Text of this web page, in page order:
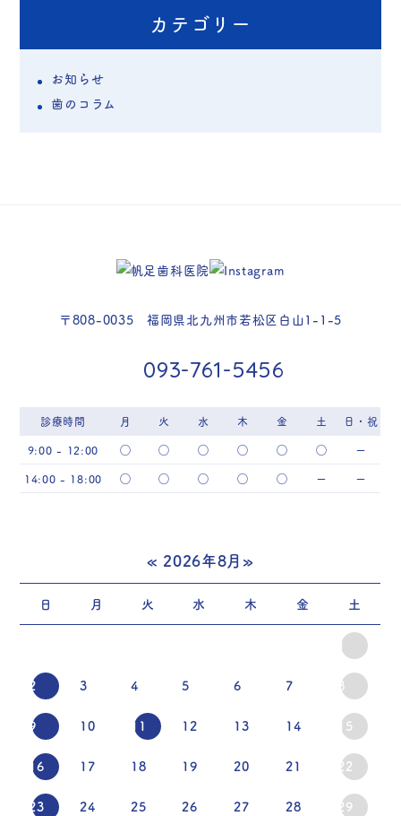
カテゴリー
お知らせ
歯のコラム
〒808-0035 福岡県北九州市若松区白山1-1-5
093-761-5456
診療時間 月 火 水 木 金 土
日・祝
9:00 - 12:00
◯ ◯ ◯ ◯ ◯ ◯
ー
14:00 - 18:00
◯ ◯ ◯ ◯ ◯ ー ー
« 2026年8月 »
日 月 火 水 木 金 土
1
2 3 4 5 6 7 8
9 10 11 12 13 14 15
16 17 18 19 20 21 22
23 24 25 26 27 28 29